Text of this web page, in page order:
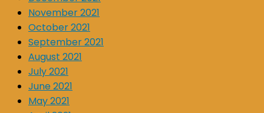
November 2021
October 2021
September 2021
August 2021
July 2021
June 2021
May 2021